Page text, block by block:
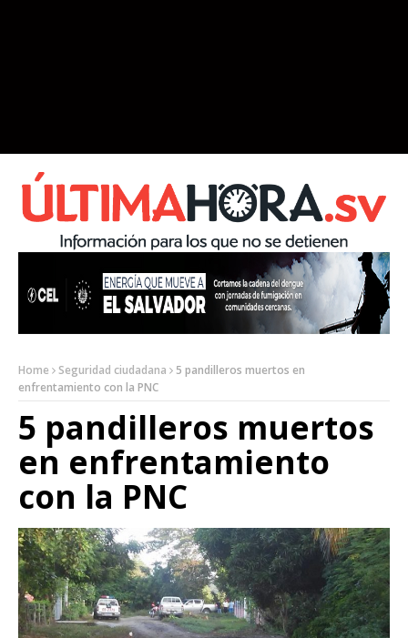
Home Seguridad ciudadana
5 pandilleros muertos en
enfrentamiento con la PNC
5 pandilleros muertos
en enfrentamiento
con la PNC